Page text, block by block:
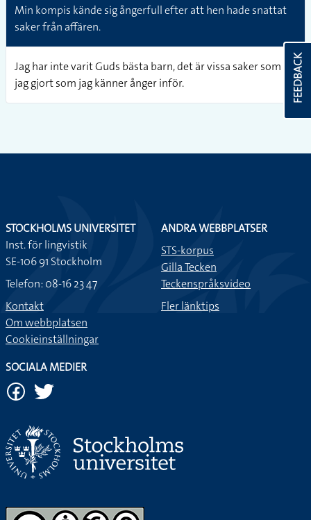
Min kompis kände sig ångerfull efter att hen hade snattat
saker från affären.
Jag har inte varit Guds bästa barn, det är vissa saker som
jag gjort som jag känner ånger inför.
FEEDBACK
STOCKHOLMS UNIVERSITET
Inst. för lingvistik
SE-106 91 Stockholm
Telefon: 08-16 23 47
Kontakt
Om webbplatsen
Cookieinställningar
ANDRA WEBBPLATSER
STS-korpus
Gilla Tecken
Teckenspråksvideo
Fler länktips
SOCIALA MEDIER